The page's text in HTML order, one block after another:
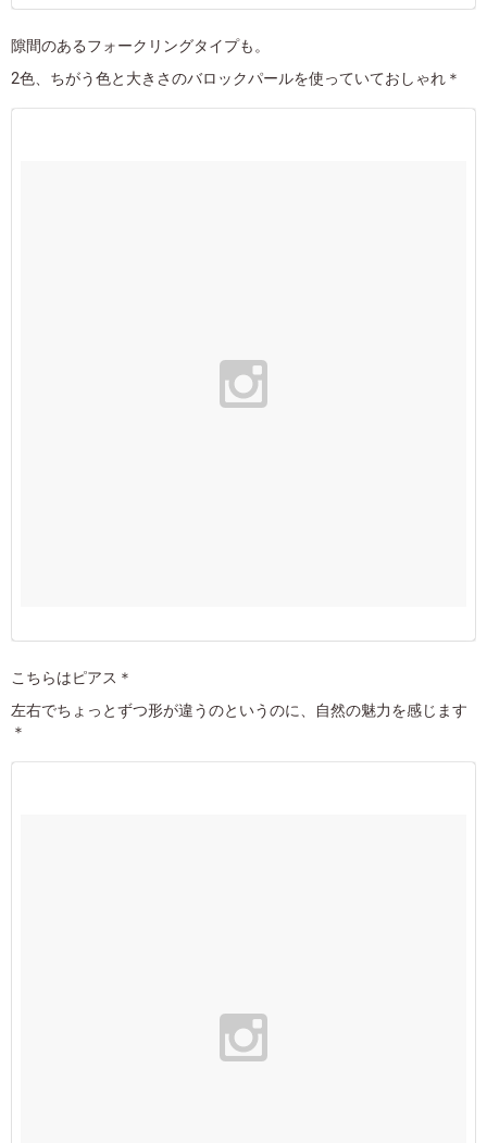
隙間のあるフォークリングタイプも。
2色、ちがう色と大きさのバロックパールを使っていておしゃれ＊
こちらはピアス＊
左右でちょっとずつ形が違うのというのに、自然の魅力を感じます
＊